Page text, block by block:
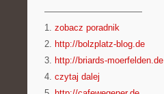
———————————
1. zobacz poradnik
2. http://bolzplatz-blog.de
3. http://briards-moerfelden.de
4. czytaj dalej